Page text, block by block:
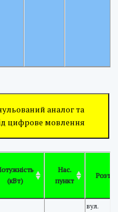
аналог та
цифрове мовлення
(кВт)
Нас.
пункт
вул.